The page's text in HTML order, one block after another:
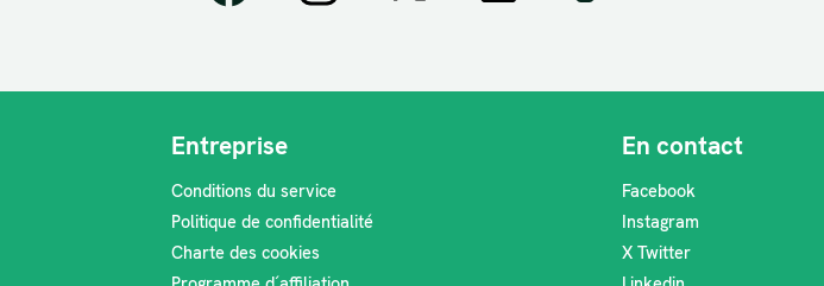
Entreprise
Conditions du service
Politique de confidentialité
Charte des cookies
En contact
Facebook
Instagram
X Twitter